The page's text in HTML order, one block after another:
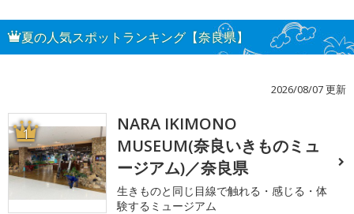
夏の人気スポットランキング【奈良県】
2026/08/07 更新
1
NARA IKIMONO
MUSEUM(奈良いきものミュ
ージアム)／奈良県
生きものと同じ目線で触れる・感じる・体
験するミュージアム